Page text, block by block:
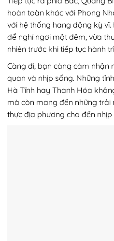
hoàn toàn khác với Phong
với hệ thống hang động kỳ
để nghỉ ngơi một đêm, vừa
nhiên trước khi tiếp tục hành
Càng đi, bạn càng cảm nhận
quan và nhịp sống. Những
Hà Tĩnh hay Thanh Hóa
mà còn mang đến những trải
thực địa phương cho đến